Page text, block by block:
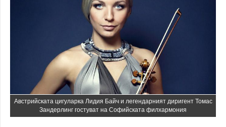
Австрийската цигуларка Лидия Байч и легендарният диригент Томас
Зандерлинг гостуват на Софийската филхармония